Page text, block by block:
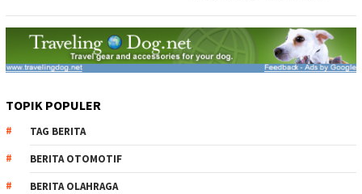
TOPIK POPULER
TAG BERITA
BERITA OTOMOTIF
BERITA OLAHRAGA